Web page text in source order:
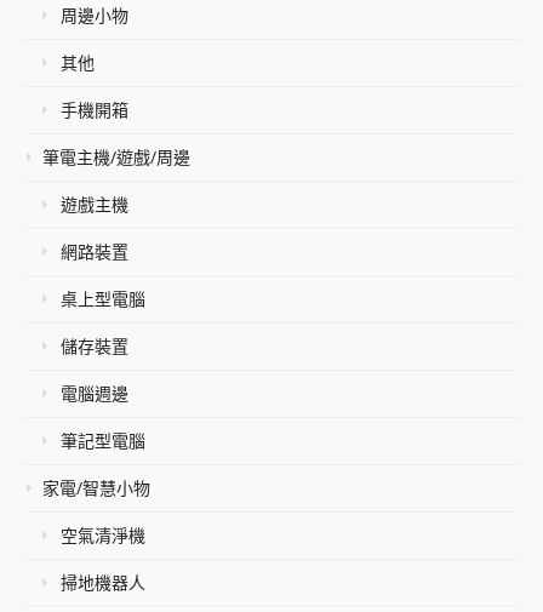
周邊小物
其他
手機開箱
筆電主機/遊戲/周邊
遊戲主機
網路裝置
桌上型電腦
儲存裝置
電腦週邊
筆記型電腦
家電/智慧小物
空氣清淨機
掃地機器人